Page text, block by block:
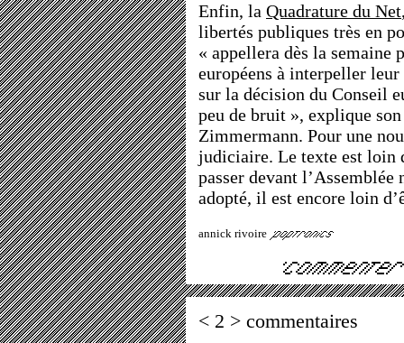
Enfin, la Quadrature du Net
libertés publiques très en
« appellera dès la semaine
européens à interpeller
sur la décision du Conseil
peu de bruit », explique
Zimmermann. Pour une
judiciaire. Le texte est loin
passer devant
adopté, il est encore loin
annick rivoire
< 2 > commentaires